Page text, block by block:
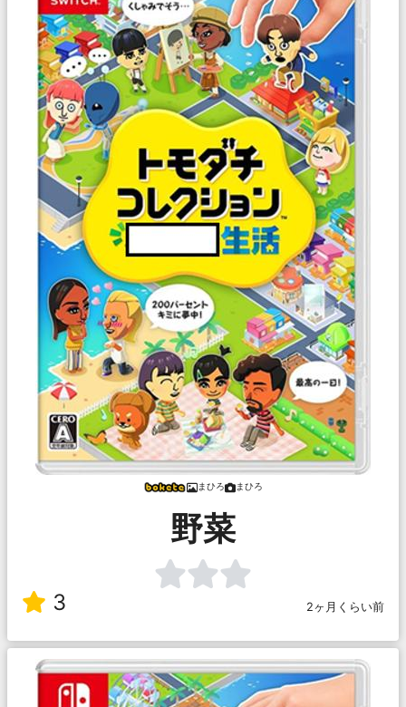
まひろ まひろ
野菜
3 2ヶ月くらい前